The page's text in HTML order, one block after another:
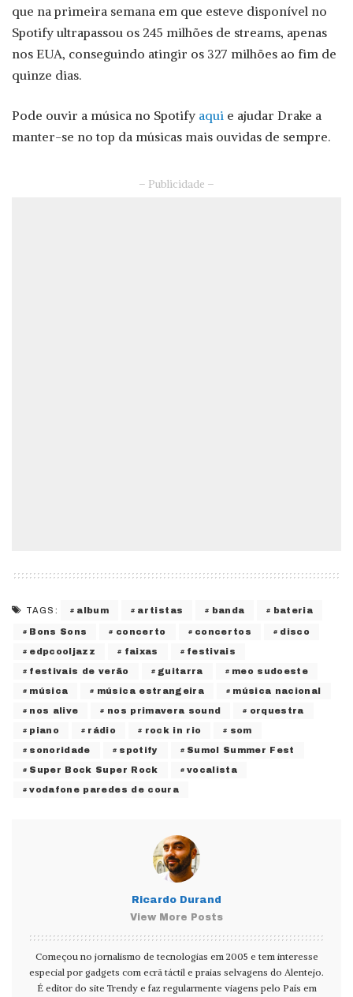
que na primeira semana em que esteve disponível no
Spotify ultrapassou os 245 milhões de streams, apenas
nos EUA, conseguindo atingir os 327 milhões ao fim de
quinze dias.
Pode ouvir a música no Spotify aqui e ajudar Drake a
manter-se no top da músicas mais ouvidas de sempre.
– Publicidade –
TAGS: album artistas banda bateria
Bons Sons concerto concertos disco
edpcooljazz faixas festivais
festivais de verão guitarra meo sudoeste
música música estrangeira música nacional
nos alive nos primavera sound orquestra
piano rádio rock in rio som
sonoridade spotify Sumol Summer Fest
Super Bock Super Rock vocalista
vodafone paredes de coura
Ricardo Durand
View More Posts
Começou no jornalismo de tecnologias em 2005 e tem interesse
especial por gadgets com ecrã táctil e praias selvagens do Alentejo.
É editor do site Trendy e faz regularmente viagens pelo País em